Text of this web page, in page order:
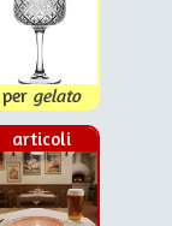
per gelato
articoli